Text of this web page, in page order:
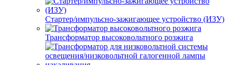
Стартер/импульсно-зажигающее устройство (ИЗУ)
Трансформатор высоковольтного розжига